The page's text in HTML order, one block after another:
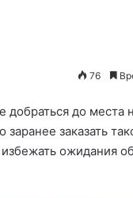
76
до места
заказать
ожидания